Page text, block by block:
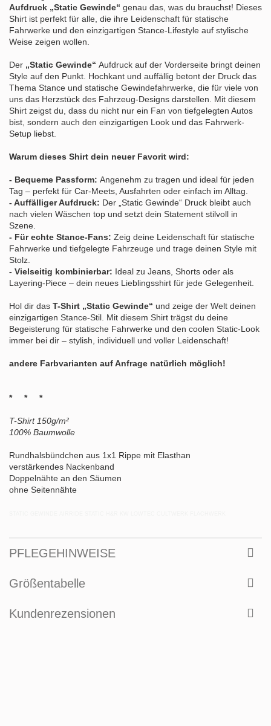
Aufdruck „Static Gewinde“ genau das, was du brauchst! Dieses
Shirt ist perfekt für alle, die ihre Leidenschaft für statische
Fahrwerke und den einzigartigen Stance-Lifestyle auf stylische
Weise zeigen wollen.
Der „Static Gewinde“ Aufdruck auf der Vorderseite bringt deinen
Style auf den Punkt. Hochkant und auffällig betont der Druck das
Thema Stance und statische Gewindefahrwerke, die für viele von
uns das Herzstück des Fahrzeug-Designs darstellen. Mit diesem
Shirt zeigst du, dass du nicht nur ein Fan von tiefgelegten Autos
bist, sondern auch den einzigartigen Look und das Fahrwerk-
Setup liebst.
Warum dieses Shirt dein neuer Favorit wird:
- Bequeme Passform: Angenehm zu tragen und ideal für jeden
Tag – perfekt für Car-Meets, Ausfahrten oder einfach im Alltag.
- Auffälliger Aufdruck: Der „Static Gewinde“ Druck bleibt auch
nach vielen Wäschen top und setzt dein Statement stilvoll in
Szene.
- Für echte Stance-Fans: Zeig deine Leidenschaft für statische
Fahrwerke und tiefgelegte Fahrzeuge und trage deinen Style mit
Stolz.
- Vielseitig kombinierbar: Ideal zu Jeans, Shorts oder als
Layering-Piece – dein neues Lieblingsshirt für jede Gelegenheit.
Hol dir das T-Shirt „Static Gewinde“ und zeige der Welt deinen
einzigartigen Stance-Stil. Mit diesem Shirt trägst du deine
Begeisterung für statische Fahrwerke und den coolen Static-Look
immer bei dir – stylish, individuell und voller Leidenschaft!
andere Farbvarianten auf Anfrage natürlich möglich!
* * *
T-Shirt 150g/m²
100% Baumwolle
Rundhalsbündchen aus 1x1 Rippe mit Elasthan
verstärkendes Nackenband
Doppelnähte an den Säumen
ohne Seitennähte
PFLEGEHINWEISE
Größentabelle
Kundenrezensionen